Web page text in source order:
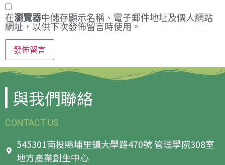
在瀏覽器中儲存顯示名稱、電子郵件地址及個人網站
網址，以供下次發佈留言時使用。
與我們聯絡
CONTACT US
545301南投縣埔里鎮大學路470號 管理學院308室
地方產業創生中心